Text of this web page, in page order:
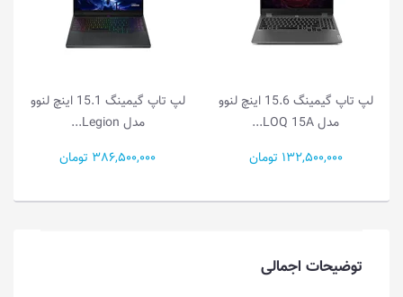
لپ تاپ گیمینگ 15.1 اینچ لنوو
مدل Legion...
386,500,000 تومان
لپ تاپ گیمینگ 15.6 اینچ
مدل LOQ 15I...
251,500,000 تومان
توضیحات اجمالی